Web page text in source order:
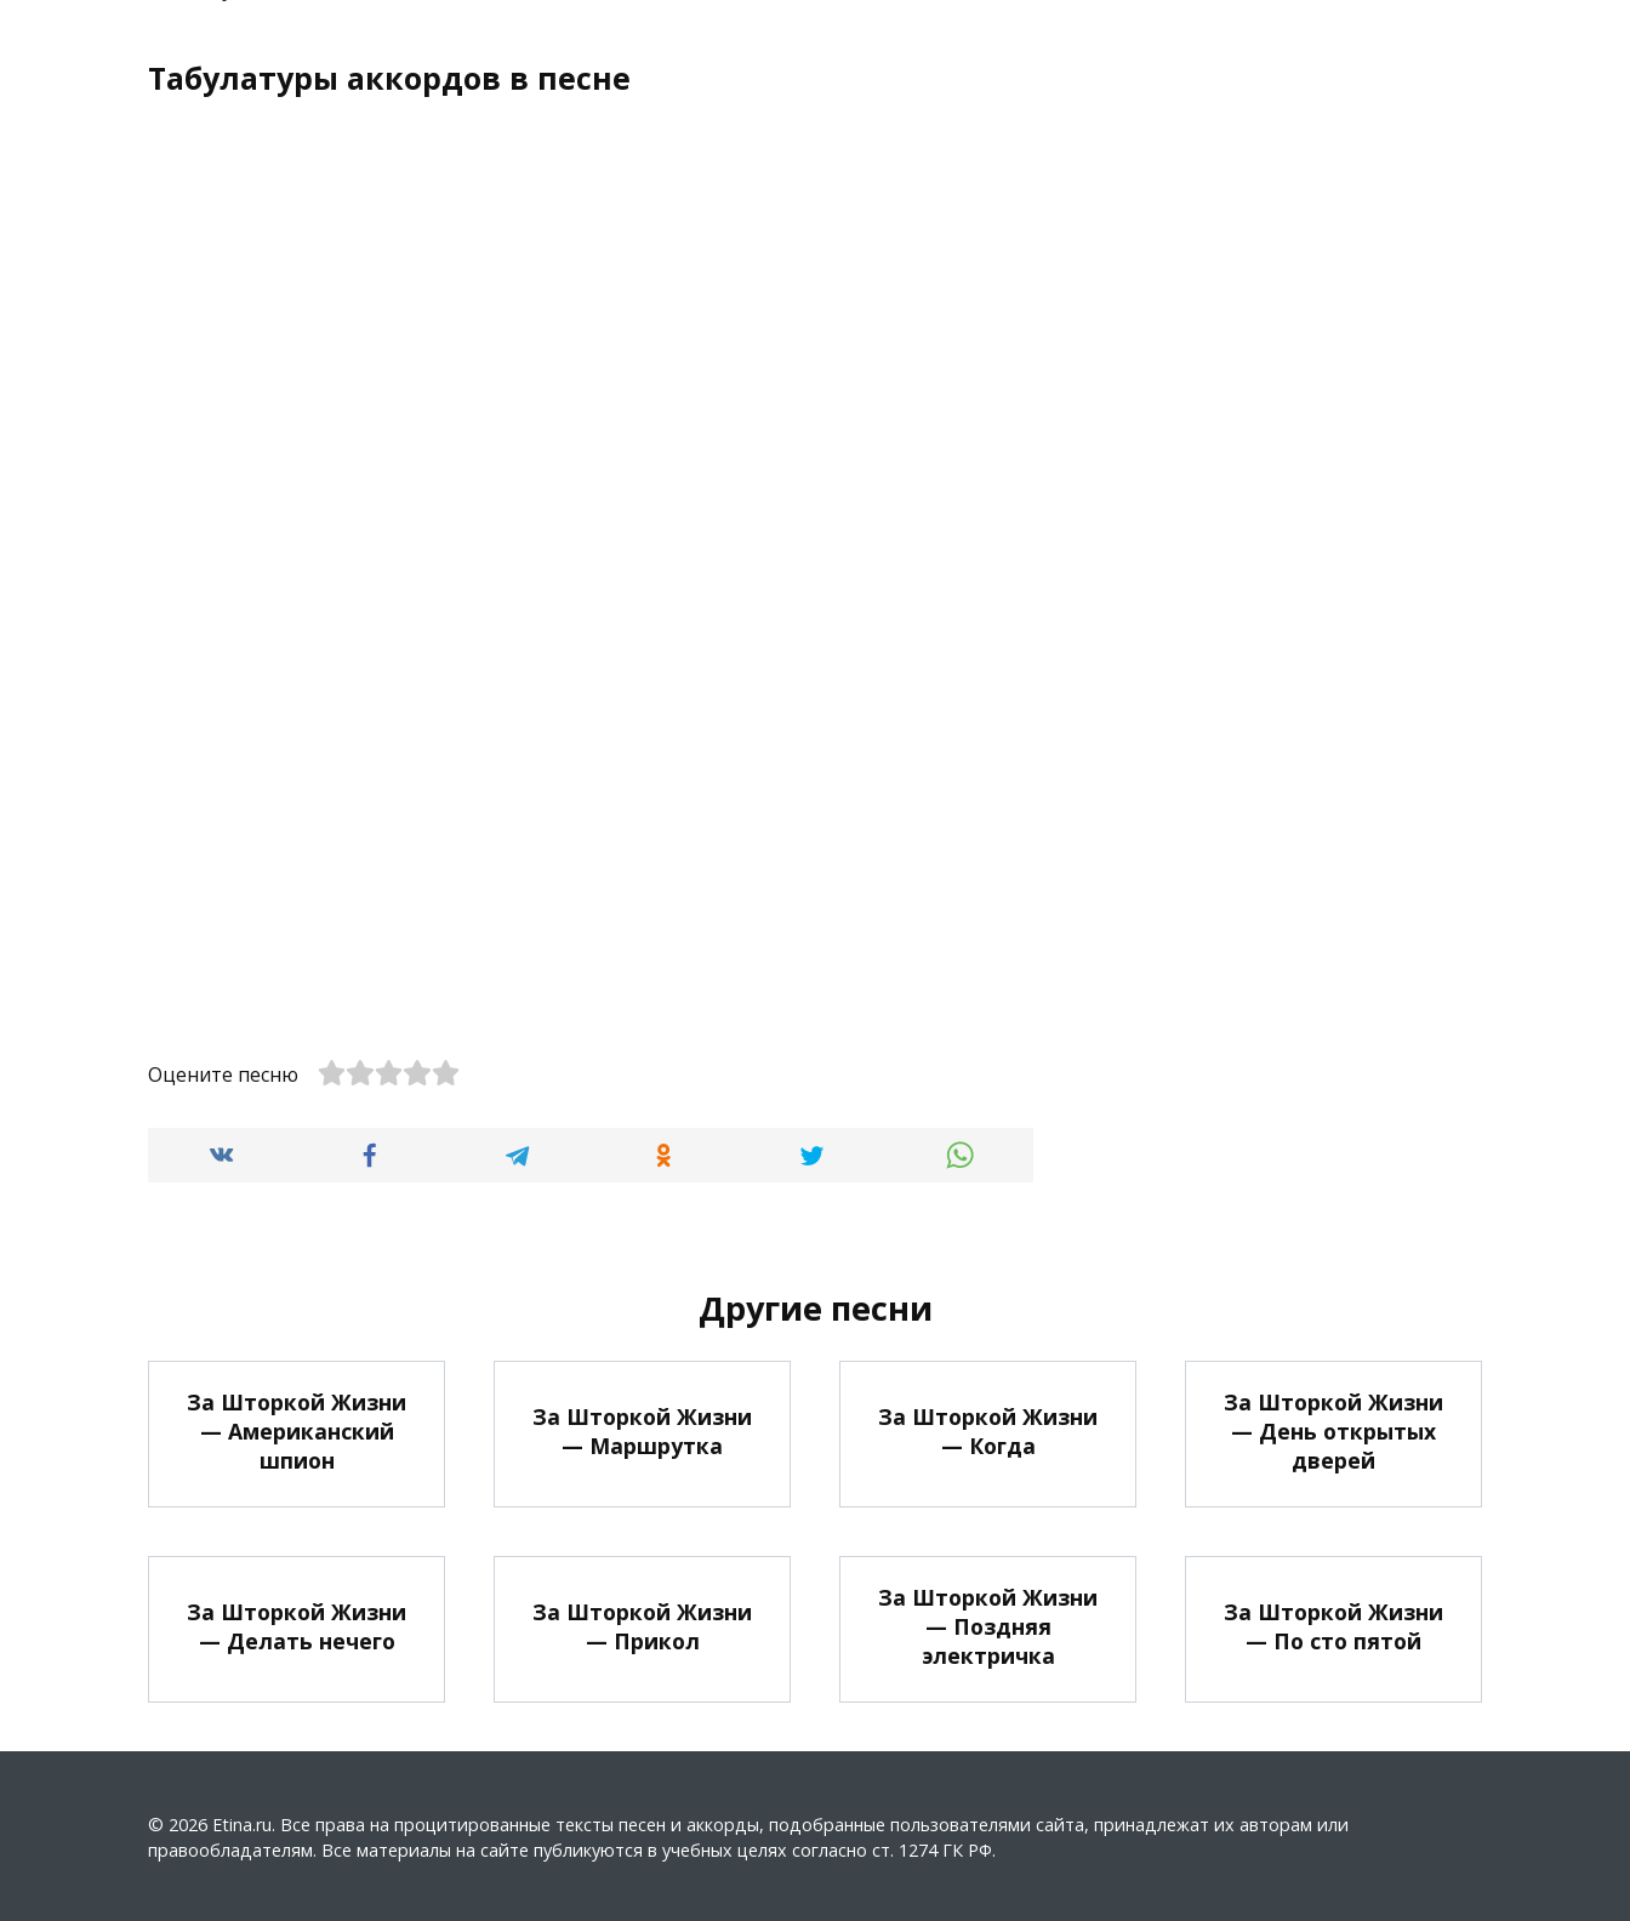
Табулатуры аккордов в песне
Оцените песню
Другие песни
За Шторкой Жизни
— Американский
шпион
За Шторкой Жизни
— Маршрутка
За Шторкой Жизни
— Когда
За Шторкой Жизни
— День открытых
дверей
За Шторкой Жизни
— Делать нечего
За Шторкой Жизни
— Прикол
За Шторкой Жизни
— Поздняя
электричка
За Шторкой Жизни
— По сто пятой
© 2026 Etina.ru. Все права на процитированные тексты песен и аккорды, подобранные пользователями сайта, принадлежат их авторам или
правообладателям. Все материалы на сайте публикуются в учебных целях согласно ст. 1274 ГК РФ.